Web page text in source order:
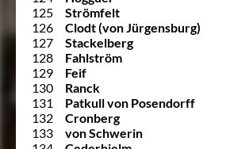
125
Strömfelt
126
Clodt (von Jürgensburg)
127
Stackelberg
128
Fahlström
129
Feif
130
Ranck
131
Patkull von Posendorff
132
Cronberg
133
von Schwerin